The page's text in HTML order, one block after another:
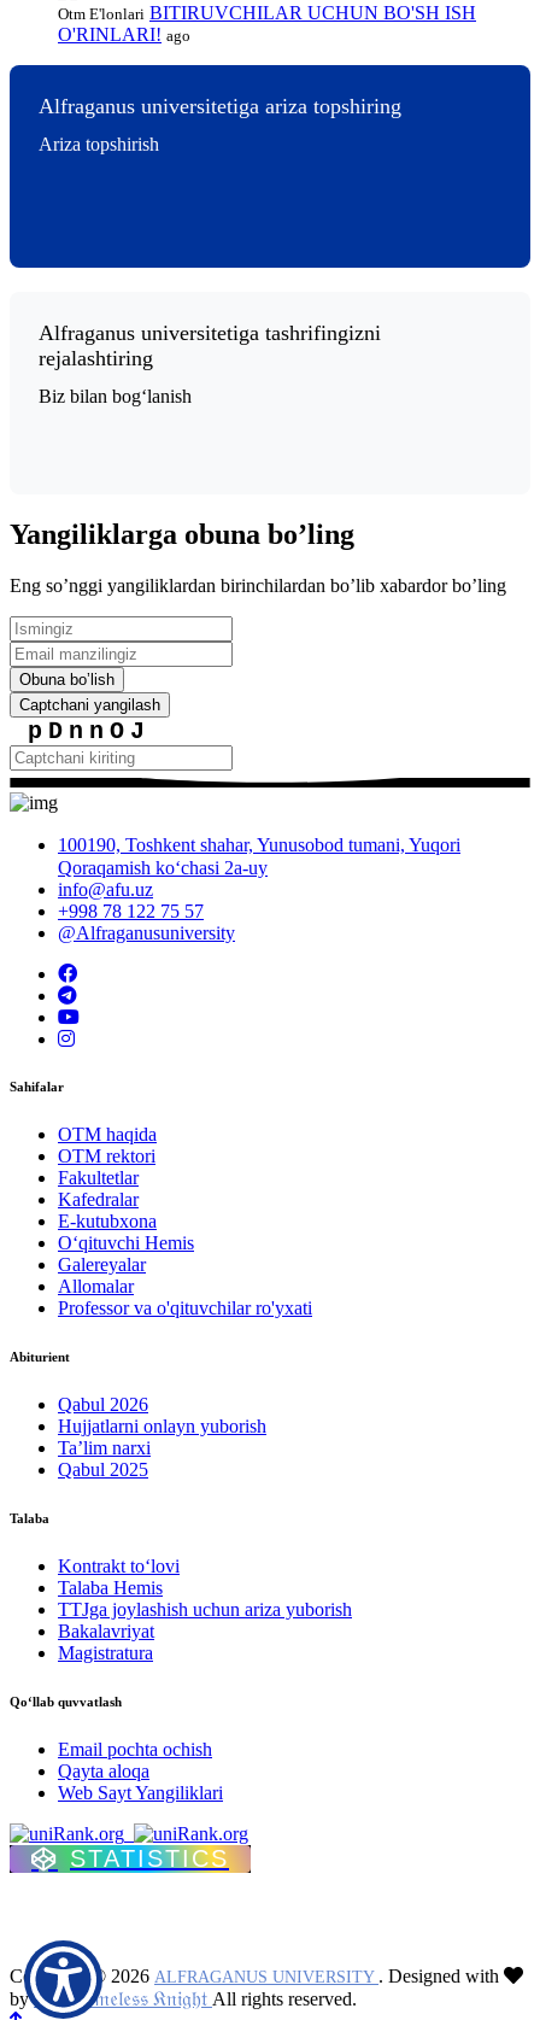
Otm E'lonlari BITIRUVCHILAR UCHUN BO'SH ISH
O'RINLARI! ago
Alfraganus universitetiga ariza topshiring
Ariza topshirish
Alfraganus universitetiga tashrifingizni
rejalashtiring
Biz bilan bogʻlanish
Yangiliklarga obuna boʼling
Eng soʼnggi yangiliklardan birinchilardan boʼlib xabardor boʼling
Obuna boʼlish
Captchani yangilash
pDnnOJ
100190, Toshkent shahar, Yunusobod tumani, Yuqori
Qoraqamish ko‘chasi 2a-uy
info@afu.uz
+998 78 122 75 57
@Alfraganusuniversity
Sahifalar
OTM haqida
OTM rektori
Fakultetlar
Kafedralar
E-kutubxona
O‘qituvchi Hemis
Galereyalar
Allomalar
Professor va o'qituvchilar ro'yxati
Abiturient
Qabul 2026
Hujjatlarni onlayn yuborish
Ta’lim narxi
Qabul 2025
Talaba
Kontrakt to‘lovі
Talaba Hemis
TTJga joylashish uchun ariza yuborish
Bakalavriyat
Magistratura
Qo‘llab quvvatlash
Email pochta ochish
Qayta aloqa
Web Sayt Yangiliklari
STATISTICS
Copyright © 2026 ALFRAGANUS UNIVERSITY . Designed with
by𝔗𝔥𝔢 𝔑𝔞𝔪𝔢𝔩𝔢𝔰𝔰 𝔎𝔫𝔦𝔤𝔥𝔱 All rights reserved.